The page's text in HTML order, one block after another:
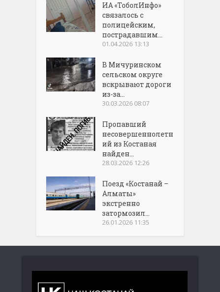
ИА «ТоболИнфо»
связалось с
полицейским,
пострадавшим...
01.04.2026 13:13
В Мичуринском
сельском округе
вскрывают дороги
из-за...
30.03.2026 08:07
Пропавший
несовершеннолетн
ий из Костаная
найден...
28.03.2026 12:26
Поезд «Костанай –
Алматы»
экстренно
затормозил...
26.01.2026 11:35